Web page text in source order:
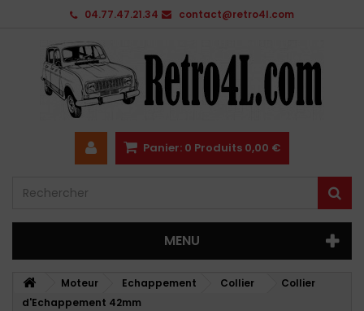
04.77.47.21.34 contact@retro4l.com
Panier: 0 Produits 0,00 €
MENU
Moteur Echappement Collier
Collier
d'Echappement 42mm